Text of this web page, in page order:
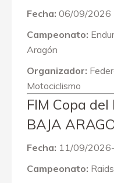
Fecha: 06/09/2026
Campeonato:
Aragón
Organizador:
Motociclismo
FIM Copa
BAJA
Fecha: 11/09/
Campeonato: